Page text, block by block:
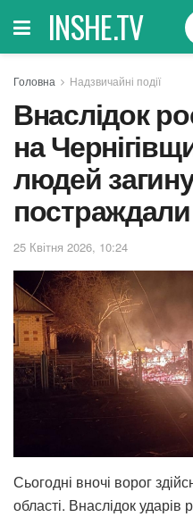
INSHE.TV
Головна Надзвичайні події
Внаслідок
на
людей
25 Квітня 2026, 10:24
Сьогодні вночі ворог
області. Внаслідок